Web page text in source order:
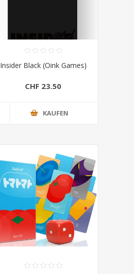
Insider Black (Oink Games)
CHF 23.50
KAUFEN